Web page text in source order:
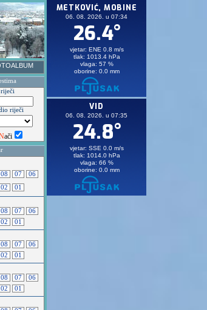
riječi
ači
08 07
06
02
01
08 07
06
02
01
08 07
06
02
01
08 07
06
02
01